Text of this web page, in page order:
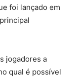
foi lançado em
jogadores a
qual é possível